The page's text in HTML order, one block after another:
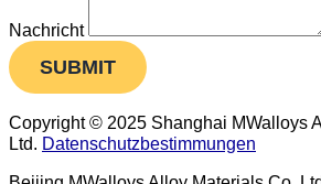
Nachricht
SUBMIT
Copyright © 2025 Shanghai MWalloys
Ltd. Datenschutzbestimmungen